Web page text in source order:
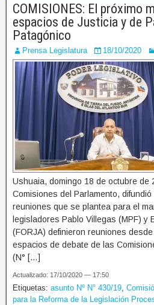
COMISIONES: El próximo
espacios de Justicia y de
Patagónico
Prensa Legislatura 18/10/2020
Ushuaia, domingo 18 de octubre de
Comisiones del Parlamento,
reuniones que se plantea para el
legisladores Pablo Villegas (MPF) y
(FORJA) definieron reuniones
espacios de debate de las
(N° […]
Actualizado: 17/10/2020 — 17:50
Etiquetas: asunto Nº N° 430/19
para la Reforma de la Legislación